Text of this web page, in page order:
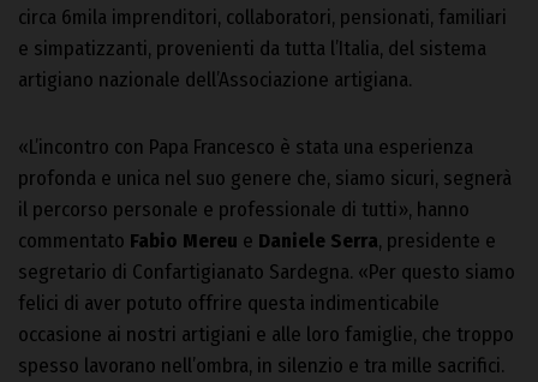
circa 6mila imprenditori, collaboratori, pensionati, familiari
e simpatizzanti, provenienti da tutta l’Italia, del sistema
artigiano nazionale dell’Associazione artigiana.
«L’incontro con Papa Francesco è stata una esperienza
profonda e unica nel suo genere che, siamo sicuri, segnerà
il percorso personale e professionale di tutti», hanno
commentato Fabio Mereu e Daniele Serra, presidente e
segretario di Confartigianato Sardegna. «Per questo siamo
felici di aver potuto offrire questa indimenticabile
occasione ai nostri artigiani e alle loro famiglie, che troppo
spesso lavorano nell’ombra, in silenzio e tra mille sacrifici.